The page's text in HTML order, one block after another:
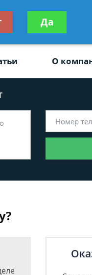
консультацию
бесплатно
О
Да